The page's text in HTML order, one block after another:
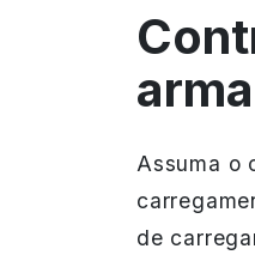
Assuma o
de